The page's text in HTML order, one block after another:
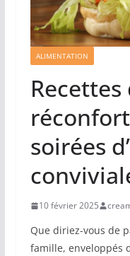
ALIMENTATION
soirées
10 février 2025
Que diriez-vous de
famille, enveloppés